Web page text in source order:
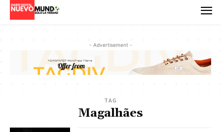
- Advertisement -
TAG
Magalhães